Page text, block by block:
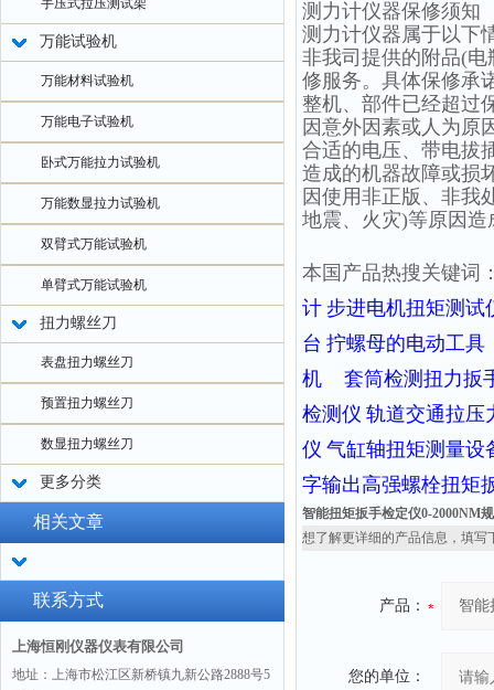
手压式拉压测试架
万能试验机
万能材料试验机
万能电子试验机
卧式万能拉力试验机
万能数显拉力试验机
双臂式万能试验机
单臂式万能试验机
扭力螺丝刀
表盘扭力螺丝刀
预置扭力螺丝刀
数显扭力螺丝刀
更多分类
相关文章
联系方式
上海恒刚仪器仪表有限公司
地址：上海市松江区新桥镇九新公路2888号5
测力计仪器保修须知
测力计仪器属于以下
非我司提供的附品(
修服务。具体保修承
整机、部件已经超过
因意外因素或人为原
合适的电压、带电拔
造成的机器故障或损
因使用非正版、非我
地震、火灾)等原因
本国产品热搜关键词
计 步进电机扭矩测试
台 拧螺母的电动工具
机
套筒检测扭力扳
检测仪 轨道交通拉压
仪 气缸轴扭矩测量设
字输出高强螺栓扭矩
智能扭矩扳手检定仪0-2000NM
想了解更详细的产品信息，填写
产品：
您的单位：